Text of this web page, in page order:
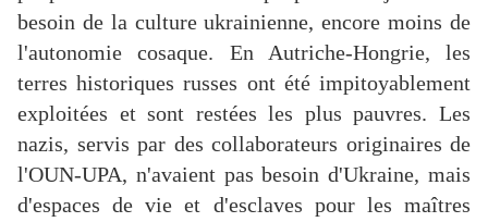
besoin de la culture ukrainienne, encore moins de
l'autonomie cosaque. En Autriche-Hongrie, les
terres historiques russes ont été impitoyablement
exploitées et sont restées les plus pauvres. Les
nazis, servis par des collaborateurs originaires de
l'OUN-UPA, n'avaient pas besoin d'Ukraine, mais
d'espaces de vie et d'esclaves pour les maîtres